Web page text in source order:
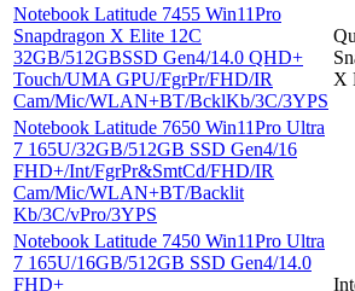
Notebook Latitude 7455 Win11Pro
Snapdragon X Elite 12C
32GB/512GBSSD Gen4/14.0 QHD+
Touch/UMA GPU/FgrPr/FHD/IR
Cam/Mic/WLAN+BT/BcklKb/3C/3YPS
X
Notebook Latitude 7650 Win11Pro Ultra
7 165U/32GB/512GB SSD Gen4/16
FHD+/Int/FgrPr&SmtCd/FHD/IR
Cam/Mic/WLAN+BT/Backlit
Kb/3C/vPro/3YPS
Notebook Latitude 7450 Win11Pro Ultra
7 165U/16GB/512GB SSD Gen4/14.0
FHD+